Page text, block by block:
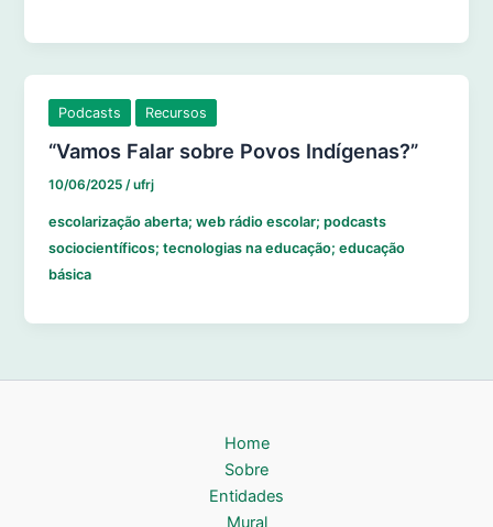
Podcasts Recursos
“Vamos Falar sobre Povos Indígenas?”
10/06/2025/ufrj
escolarização aberta; web rádio escolar; podcasts
sociocientíficos; tecnologias na educação; educação
básica
Home
Sobre
Entidades
Mural